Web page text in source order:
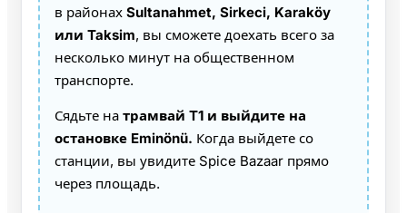
в районах Sultanahmet, Sirkeci, Karaköy
или Taksim, вы сможете доехать всего за
несколько минут на общественном
транспорте.
Сядьте на трамвай T1 и выйдите на
остановке Eminönü. Когда выйдете со
станции, вы увидите Spice Bazaar прямо
через площадь.